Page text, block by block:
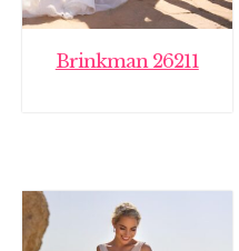
Brinkman 26211